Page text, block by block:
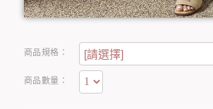
商品規格：
商品數量：